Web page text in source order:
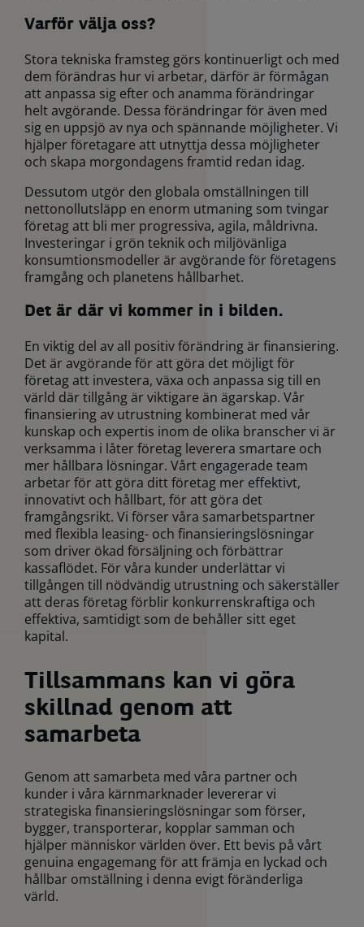
Varför välja oss?
Stora tekniska framsteg görs kontinuerligt och med
dem förändras hur vi arbetar, därför är förmågan
att anpassa sig efter och anamma förändringar
helt avgörande. Dessa förändringar för även med
sig en uppsjö av nya och spännande möjligheter. Vi
hjälper företagare att utnyttja dessa möjligheter
och skapa morgondagens framtid redan idag.
Dessutom utgör den globala omställningen till
nettonollutsläpp en enorm utmaning som tvingar
företag att bli mer progressiva, agila, måldrivna.
Investeringar i grön teknik och miljövänliga
konsumtionsmodeller är avgörande för företagens
framgång och planetens hållbarhet.
Det är där vi kommer in i bilden.
En viktig del av all positiv förändring är finansiering.
Det är avgörande för att göra det möjligt för
företag att investera, växa och anpassa sig till en
värld där tillgång är viktigare än ägarskap. Vår
finansiering av utrustning kombinerat med vår
kunskap och expertis inom de olika branscher vi är
verksamma i låter företag leverera smartare och
mer hållbara lösningar. Vårt engagerade team
arbetar för att göra ditt företag mer effektivt,
innovativt och hållbart, för att göra det
framgångsrikt. Vi förser våra samarbetspartner
med flexibla leasing- och finansieringslösningar
som driver ökad försäljning och förbättrar
kassaflödet. För våra kunder underlättar vi
tillgången till nödvändig utrustning och säkerställer
att deras företag förblir konkurrenskraftiga och
effektiva, samtidigt som de behåller sitt eget
kapital.
Tillsammans kan vi göra
skillnad genom att
samarbeta
Genom att samarbeta med våra partner och
kunder i våra kärnmarknader levererar vi
strategiska finansieringslösningar som förser,
bygger, transporterar, kopplar samman och
hjälper människor världen över. Ett bevis på vårt
genuina engagemang för att främja en lyckad och
hållbar omställning i denna evigt föränderliga
värld.